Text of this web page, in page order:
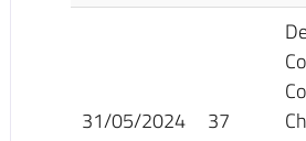
31/05/2024 37